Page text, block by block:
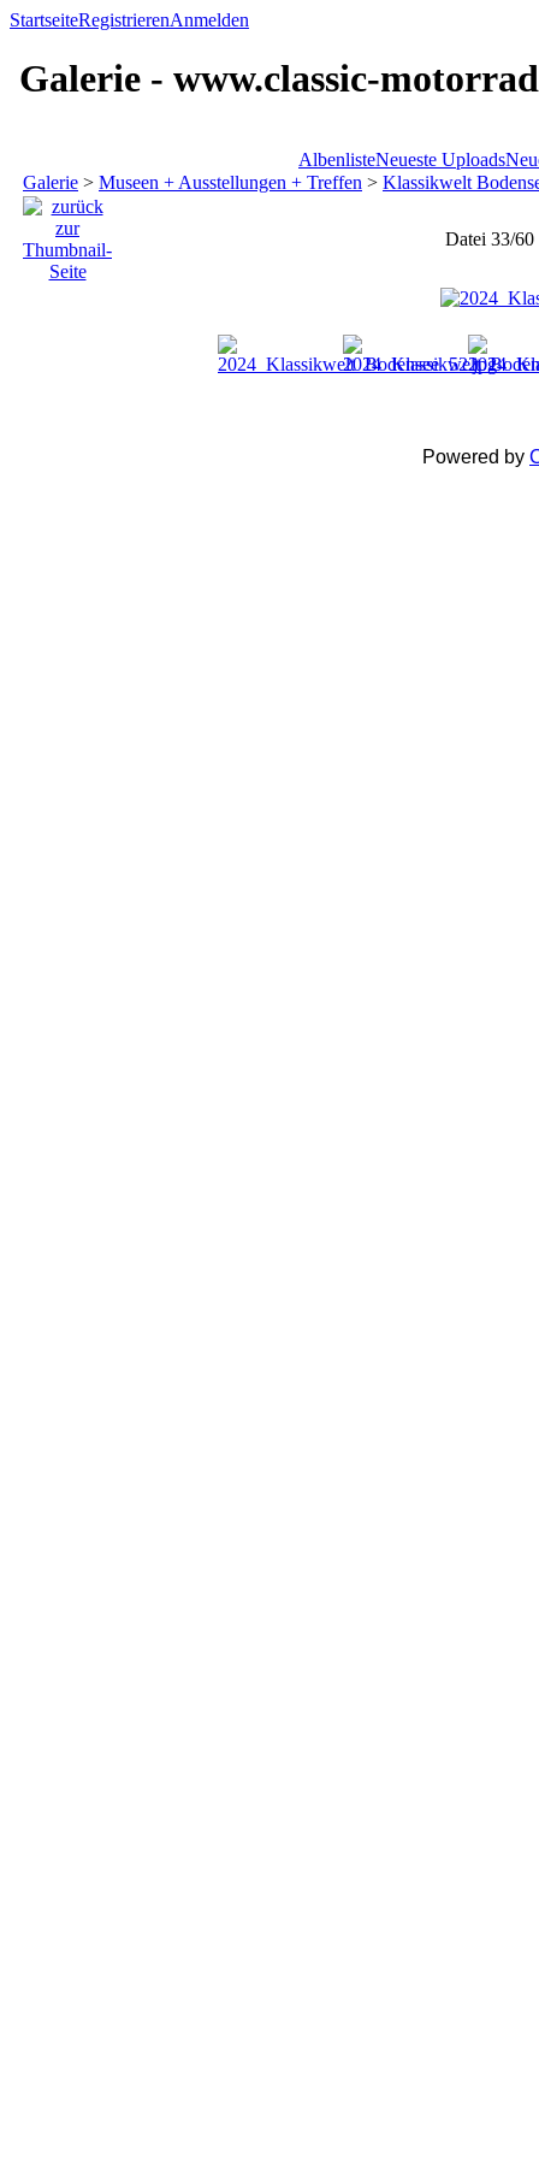
StartseiteRegistrierenAnmelden
Galerie - www.classic-
AlbenlisteNeueste Uploads
Galerie > Museen + Ausstellungen + Treffen > Klassikwelt
Datei 33/60
Powered by